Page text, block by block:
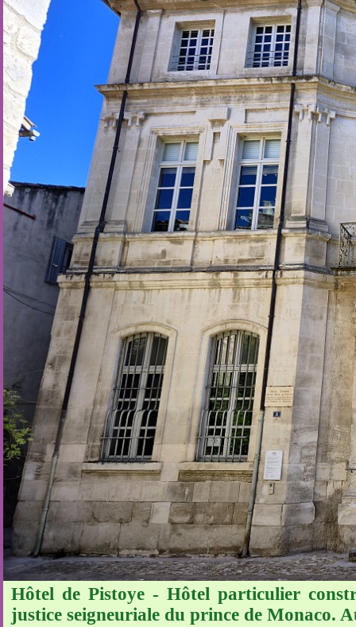
Hôtel de Pistoye - Hôtel particulier
justice seigneuriale du prince de Monaco.